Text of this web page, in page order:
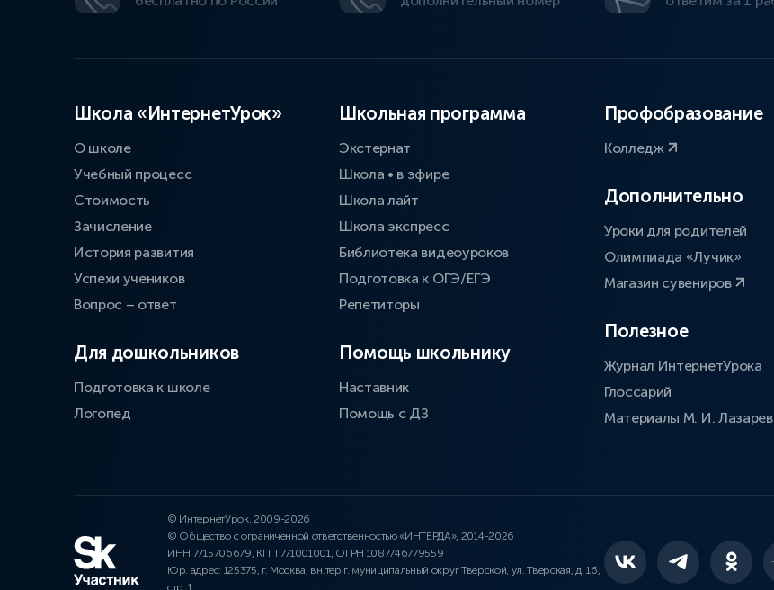
Школа «ИнтернетУрок»
О школе
Учебный процесс
Стоимость
Зачисление
История развития
Успехи учеников
Вопрос – ответ
Для дошкольников
Подготовка к школе
Логопед
Школьная программа
Экстернат
Школа • в эфире
Школа лайт
Школа экспресс
Библиотека видеоуроков
Подготовка к ОГЭ/ЕГЭ
Репетиторы
Помощь школьнику
Наставник
Помощь с ДЗ
Профобразование
Колледж
Дополнительно
Уроки для родителей
Олимпиада «Лучик»
Магазин сувениров
Полезное
Журнал ИнтернетУрока
Глоссарий
Материалы М. И.
© ИнтернетУрок, 2009-2026
© Общество с ограниченной ответственностью «ИНТЕРДА», 2014-2026
ИНН 7715706679, КПП 771001001, ОГРН 1087746779559
Юр. адрес: 125375, г. Москва, вн.тер.г. муниципальный округ Тверской, ул. Тверская, д. 16,
стр. 1